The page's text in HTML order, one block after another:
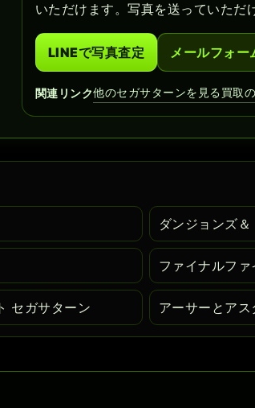
いただけます。写真を送っていただ
LINEで写真査定 メールフォー
関連リンク他のセガサターンを見る買取
ダンジョンズ
ファイナルフ
セガサターン アーサーとア